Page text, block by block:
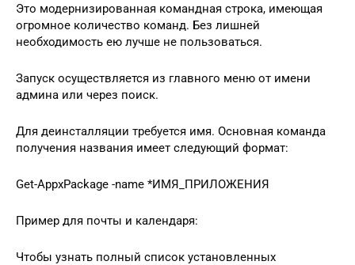
Это модернизированная командная строка, имеющая
огромное количество команд. Без лишней
необходимость ею лучше не пользоваться.
Запуск осуществляется из главного меню от имени
админа или через поиск.
Для деинсталляции требуется имя. Основная команда
получения названия имеет следующий формат:
Get-AppxPackage -name *ИМЯ_ПРИЛОЖЕНИЯ
Пример для почты и календаря:
Чтобы узнать полный список установленных